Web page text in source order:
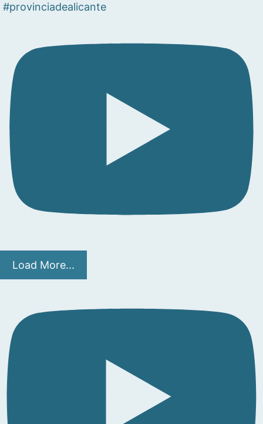
#provinciadealicante
Load More...